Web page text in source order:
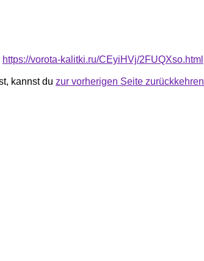
https://vorota-kalitki.ru/CEyiHVj/2FUQXso.html
kannst du zur vorherigen Seite zurückkehren